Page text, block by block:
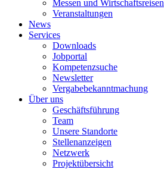
Messen und Wirtschaftsreisen
Veranstaltungen
News
Services
Downloads
Jobportal
Kompetenzsuche
Newsletter
Vergabebekanntmachung
Über uns
Geschäftsführung
Team
Unsere Standorte
Stellenanzeigen
Netzwerk
Projektübersicht